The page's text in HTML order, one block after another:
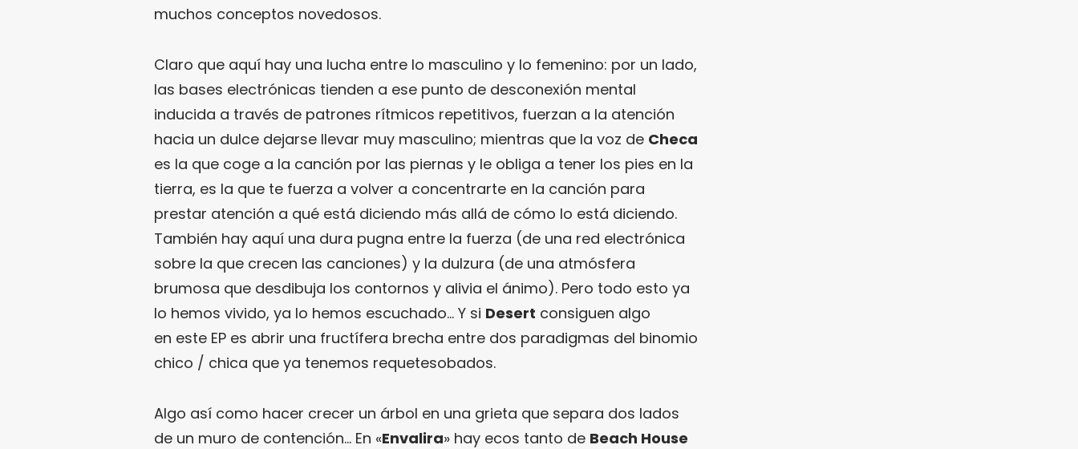
muchos conceptos novedosos.
Claro que aquí hay una lucha entre lo masculino y lo femenino: por un lado,
las bases electrónicas tienden a ese punto de desconexión mental
inducida a través de patrones rítmicos repetitivos, fuerzan a la atención
hacia un dulce dejarse llevar muy masculino; mientras que la voz de Checa
es la que coge a la canción por las piernas y le obliga a tener los pies en la
tierra, es la que te fuerza a volver a concentrarte en la canción para
prestar atención a qué está diciendo más allá de cómo lo está diciendo.
También hay aquí una dura pugna entre la fuerza (de una red electrónica
sobre la que crecen las canciones) y la dulzura (de una atmósfera
brumosa que desdibuja los contornos y alivia el ánimo). Pero todo esto ya
lo hemos vivido, ya lo hemos escuchado… Y si Desert consiguen algo
en este EP es abrir una fructífera brecha entre dos paradigmas del binomio
chico / chica que ya tenemos requetesobados.
Algo así como hacer crecer un árbol en una grieta que separa dos lados
de un muro de contención… En «Envalira» hay ecos tanto de Beach House